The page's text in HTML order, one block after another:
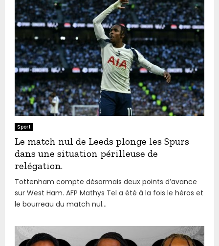
Sport
Le match nul de Leeds plonge les Spurs
dans une situation périlleuse de
relégation.
Tottenham compte désormais deux points d’avance
sur West Ham. AFP Mathys Tel a été à la fois le héros et
le bourreau du match nul...